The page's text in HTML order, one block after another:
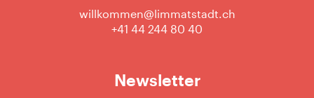
willkommen@limmatstadt.ch
+41 44 244 80 40
Newsletter